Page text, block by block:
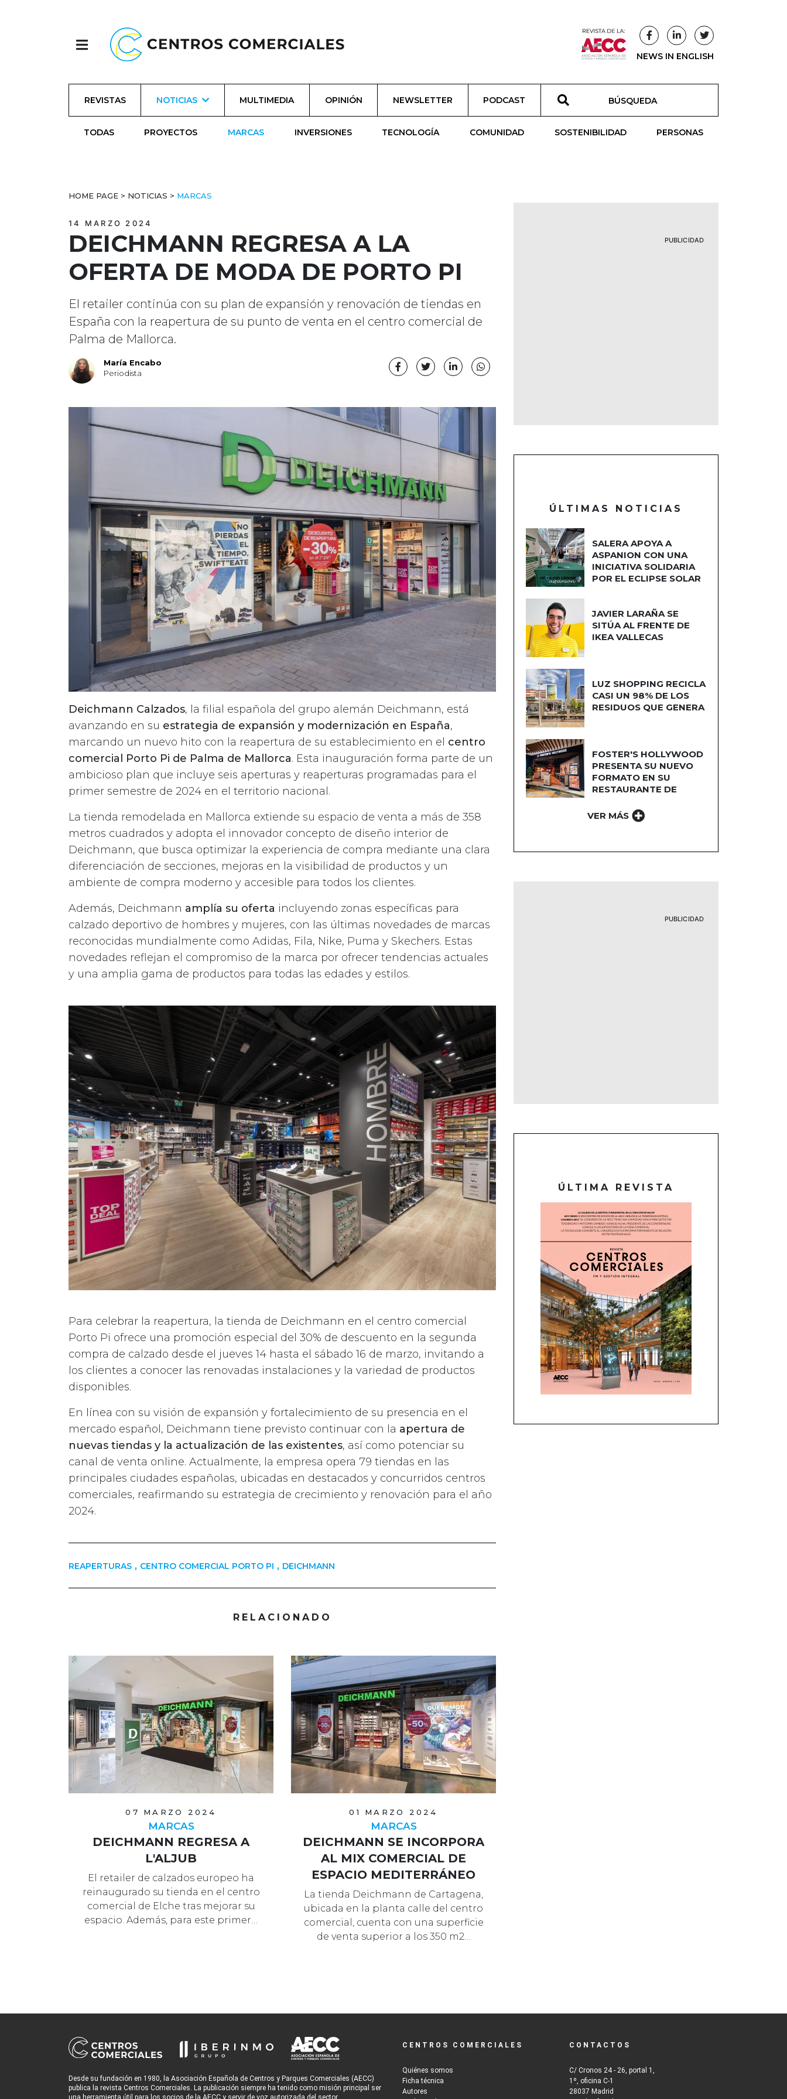
NEWS IN ENGLISH
REVISTAS NOTICIAS MULTIMEDIA OPINIÓN NEWSLETTER PODCAST
TODAS PROYECTOS MARCAS INVERSIONES TECNOLOGÍA COMUNIDAD SOSTENIBILIDAD PERSONAS
HOME PAGE > NOTICIAS > MARCAS
14 MARZO 2024
DEICHMANN REGRESA A LA
OFERTA DE MODA DE PORTO PI
El retailer continúa con su plan de expansión y renovación de tiendas en
España con la reapertura de su punto de venta en el centro comercial de
Palma de Mallorca.
María Encabo
Periodista
Deichmann Calzados, la filial española del grupo alemán Deichmann, está
avanzando en su estrategia de expansión y modernización en España,
marcando un nuevo hito con la reapertura de su establecimiento en el centro
comercial Porto Pi de Palma de Mallorca. Esta inauguración forma parte de un
ambicioso plan que incluye seis aperturas y reaperturas programadas para el
primer semestre de 2024 en el territorio nacional.
La tienda remodelada en Mallorca extiende su espacio de venta a más de 358
metros cuadrados y adopta el innovador concepto de diseño interior de
Deichmann, que busca optimizar la experiencia de compra mediante una clara
diferenciación de secciones, mejoras en la visibilidad de productos y un
ambiente de compra moderno y accesible para todos los clientes.
Además, Deichmann amplía su oferta incluyendo zonas específicas para
calzado deportivo de hombres y mujeres, con las últimas novedades de marcas
reconocidas mundialmente como Adidas, Fila, Nike, Puma y Skechers. Estas
novedades reflejan el compromiso de la marca por ofrecer tendencias actuales
y una amplia gama de productos para todas las edades y estilos.
Para celebrar la reapertura, la tienda de Deichmann en el centro comercial
Porto Pi ofrece una promoción especial del 30% de descuento en la segunda
compra de calzado desde el jueves 14 hasta el sábado 16 de marzo, invitando a
los clientes a conocer las renovadas instalaciones y la variedad de productos
disponibles.
En línea con su visión de expansión y fortalecimiento de su presencia en el
mercado español, Deichmann tiene previsto continuar con la apertura de
nuevas tiendas y la actualización de las existentes, así como potenciar su
canal de venta online. Actualmente, la empresa opera 79 tiendas en las
principales ciudades españolas, ubicadas en destacados y concurridos centros
comerciales, reafirmando su estrategia de crecimiento y renovación para el año
2024.
REAPERTURAS , CENTRO COMERCIAL PORTO PI , DEICHMANN
RELACIONADO
07 MARZO 2024
MARCAS
DEICHMANN REGRESA A
L'ALJUB
El retailer de calzados europeo ha
reinaugurado su tienda en el centro
comercial de Elche tras mejorar su
espacio. Además, para este primer…
01 MARZO 2024
MARCAS
DEICHMANN SE INCORPORA
AL MIX COMERCIAL DE
ESPACIO MEDITERRÁNEO
La tienda Deichmann de Cartagena,
ubicada en la planta calle del centro
comercial, cuenta con una superficie
de venta superior a los 350 m2…
PUBLICIDAD
ÚLTIMAS NOTICIAS
SALERA APOYA A
ASPANION CON UNA
INICIATIVA SOLIDARIA
POR EL ECLIPSE SOLAR
JAVIER LARAÑA SE
SITÚA AL FRENTE DE
IKEA VALLECAS
LUZ SHOPPING RECICLA
CASI UN 98% DE LOS
RESIDUOS QUE GENERA
FOSTER'S HOLLYWOOD
PRESENTA SU NUEVO
FORMATO EN SU
RESTAURANTE DE
VER MÁS
PUBLICIDAD
ÚLTIMA REVISTA
Desde su fundación en 1980, la Asociación Española de Centros y Parques Comerciales (AECC)
publica la revista Centros Comerciales. La publicación siempre ha tenido como misión principal ser
CENTROS COMERCIALES
Quiénes somos
Ficha técnica
Autores
CONTACTOS
C/ Cronos 24 - 26, portal 1,
1º, oficina C-1
28037 Madrid